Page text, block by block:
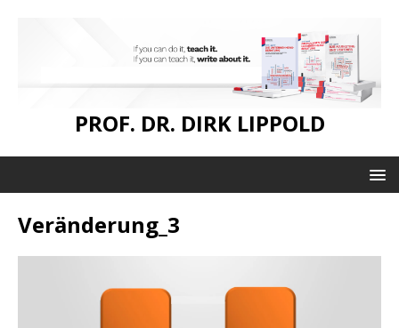
PROF. DR. DIRK LIPPOLD
Veränderung_3